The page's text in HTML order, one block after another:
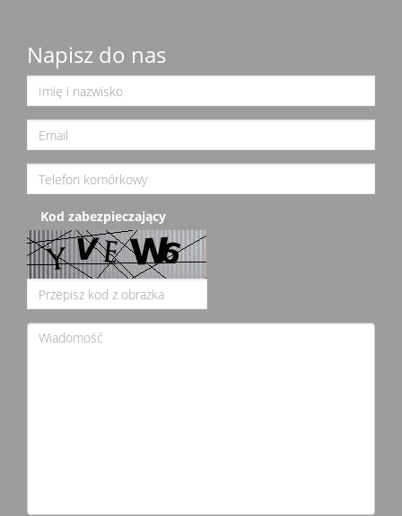
Napisz do nas
Kod zabezpieczający